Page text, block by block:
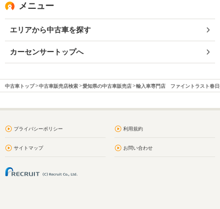
メニュー
エリアから中古車を探す
カーセンサートップへ
中古車トップ 中古車販売店検索 愛知県の中古車販売店 輸入車専門店 ファイントラスト春日
プライバシーポリシー 利用規約
サイトマップ お問い合わせ